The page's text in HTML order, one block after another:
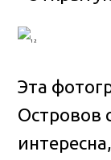
Эта
Островов